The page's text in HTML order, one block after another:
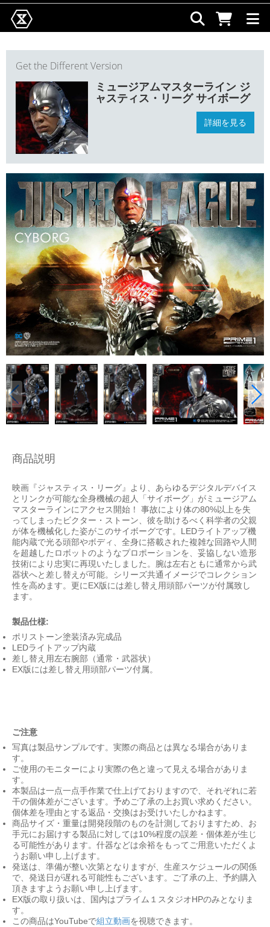
Get the Different Version
ミュージアムマスターライン ジ
ャスティス・リーグ サイボーグ
詳細を見る
商品説明
映画『ジャスティス・リーグ』より、あらゆるデジタルデバイス
とリンクが可能な全身機械の超人「サイボーグ」がミュージアム
マスターラインにアクセス開始！ 事故により体の80%以上を失
ってしまったビクター・ストーン、彼を助けるべく科学者の父親
が体を機械化した姿がこのサイボーグです。LEDライトアップ機
能内蔵で光る頭部やボディ、全身に搭載された複雑な回路や人間
を超越したロボットのようなプロポーションを、妥協しない造形
技術により忠実に再現いたしました。腕は左右ともに通常から武
器状へと差し替えが可能。シリーズ共通イメージでコレクション
性を高めます。更にEX版には差し替え用頭部パーツが付属致し
ます。
製品仕様:
ポリストーン塗装済み完成品
LEDライトアップ内蔵
差し替え用左右腕部（通常・武器状）
EX版には差し替え用頭部パーツ付属。
ご注意
写真は製品サンプルです。実際の商品とは異なる場合がありま
す。
ご使用のモニターにより実際の色と違って見える場合がありま
す。
本製品は一点一点手作業で仕上げておりますので、それぞれに若
干の個体差がございます。予めご了承の上お買い求めください。
個体差を理由とする返品・交換はお受けいたしかねます。
商品サイズ・重量は開発段階のものを計測しておりますため、お
手元にお届けする製品に対しては10%程度の誤差・個体差が生じ
る可能性があります。什器などは余裕をもってご用意いただくよ
うお願い申し上げます。
発送は、準備が整い次第となりますが、生産スケジュールの関係
で、発送日が遅れる可能性もございます。ご了承の上、予約購入
頂きますようお願い申し上げます。
EX版の取り扱いは、国内はプライム１スタジオHPのみとなりま
す。
この商品はYouTubeで組立動画を視聴できます。